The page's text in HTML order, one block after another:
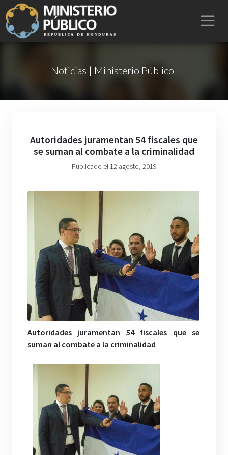
Noticias | Ministerio Público
Autoridades juramentan 54 fiscales que
se suman al combate a la criminalidad
Publicado el 12 agosto, 2019
Autoridades juramentan 54 fiscales que se
suman al combate a la criminalidad